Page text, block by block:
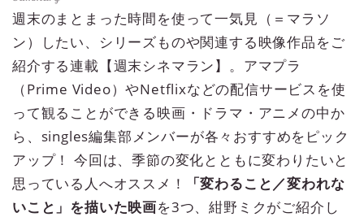
週末のまとまった時間を使って一気見（＝マラソ
ン）したい、シリーズものや関連する映像作品をご
紹介する連載【週末シネマラン】。アマプラ
（Prime Video）やNetflixなどの配信サービスを使
って観ることができる映画・ドラマ・アニメの中か
ら、singles編集部メンバーが各々おすすめをピック
アップ！ 今回は、季節の変化とともに変わりたいと
思っている人へオススメ！
「変わること／変われな
いこと」を描いた映画を3つ、紺野ミクがご紹介し